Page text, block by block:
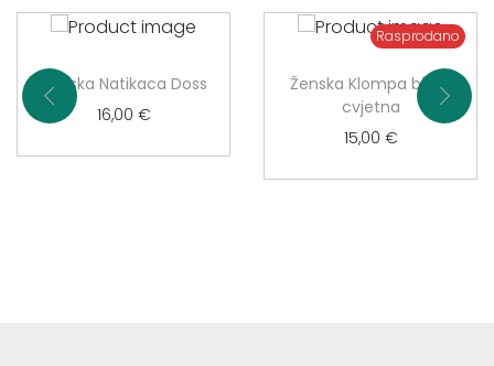
Ženska Natikaca Doss
16,00 €
Rasprodano
Ženska Klompa bijela
cvjetna
15,00 €